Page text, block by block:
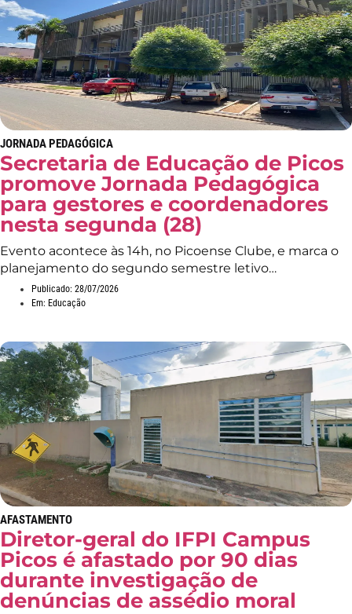
JORNADA PEDAGÓGICA
Secretaria de Educação de Picos
promove Jornada Pedagógica
para gestores e coordenadores
nesta segunda (28)
Evento acontece às 14h, no Picoense Clube, e marca o
planejamento do segundo semestre letivo…
Publicado: 28/07/2026
Em: Educação
AFASTAMENTO
Diretor-geral do IFPI Campus
Picos é afastado por 90 dias
durante investigação de
denúncias de assédio moral